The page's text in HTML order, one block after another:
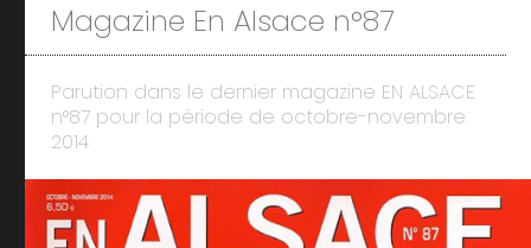
Magazine En Alsace n°87
Parution dans le dernier magazine EN ALSACE
n°87 pour la période de octobre-novembre
2014